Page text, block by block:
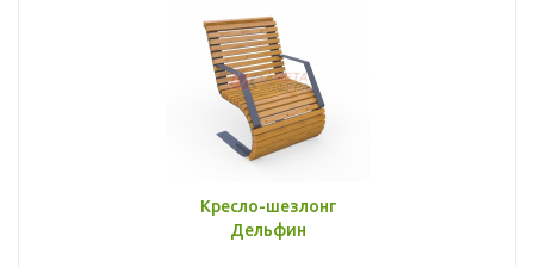
Кресло-шезлонг
Дельфин